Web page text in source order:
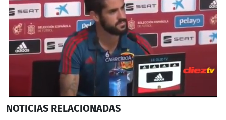
seconds
NOTICIAS RELACIONADAS